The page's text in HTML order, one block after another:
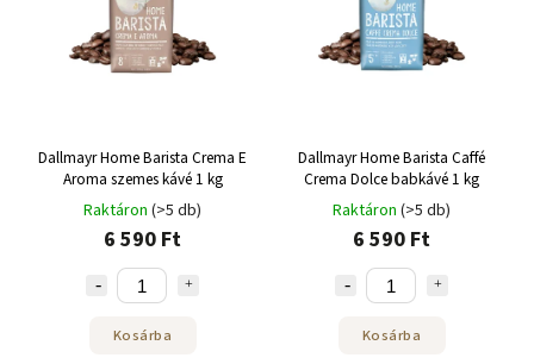
Dallmayr Home Barista Crema E
Aroma szemes kávé 1 kg
Raktáron (>5 db)
6 590 Ft
Kosárba
Dallmayr Home Barista Caffé
Crema Dolce babkávé 1 kg
Raktáron (>5 db)
6 590 Ft
Kosárba